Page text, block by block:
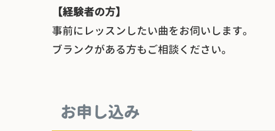
【経験者の方】
事前にレッスンしたい曲をお伺いします。
ブランクがある方もご相談ください。
お申し込み